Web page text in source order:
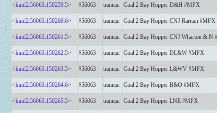
<kuid2:56063:150259:5> #56063 traincar Coal 2 Bay Hopper D&H #MFX
<kuid2:56063:150260:6> #56063 traincar Coal 2 Bay Hopper CNJ Raritan #MFX
<kuid2:56063:150261:5> #56063 traincar Coal 2 Bay Hopper CNJ Wharton & N
<kuid2:56063:150262:5> #56063 traincar Coal 2 Bay Hopper DL&W #MFX
<kuid2:56063:150263:5> #56063 traincar Coal 2 Bay Hopper L&WV #MFX
<kuid2:56063:150264:6> #56063 traincar Coal 2 Bay Hopper B&O #MFX
<kuid2:56063:150265:5> #56063 traincar Coal 2 Bay Hopper LNE #MFX